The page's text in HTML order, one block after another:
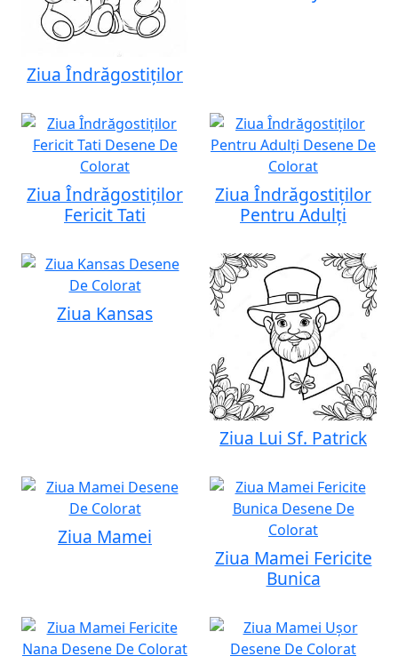
Ziua Îndrăgostiților
Ziua Îndrăgostiților
Fericit Tati
Ziua Îndrăgostiților
Pentru Adulți
Ziua Kansas
Ziua Lui Sf. Patrick
Ziua Mamei
Ziua Mamei Fericite
Bunica